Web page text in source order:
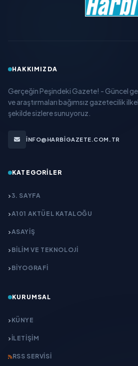
HAKKIMIZDA
Gerçeğin Peşindeki Gazete! - Güncel
ve araştırmaları bağımsız gazetecilik
şekilde sizlere sunuyoruz.
INFO@HARBIGAZETE.COM.TR
KATEGORILER
3. SAYFA
A101 AKTÜEL KATALOĞU
ASAYİŞ
BİLİM VE TEKNOLOJİ
BİYOGRAFİ
KURUMSAL
KÜNYE
İLETIŞIM
RSS SERVISI